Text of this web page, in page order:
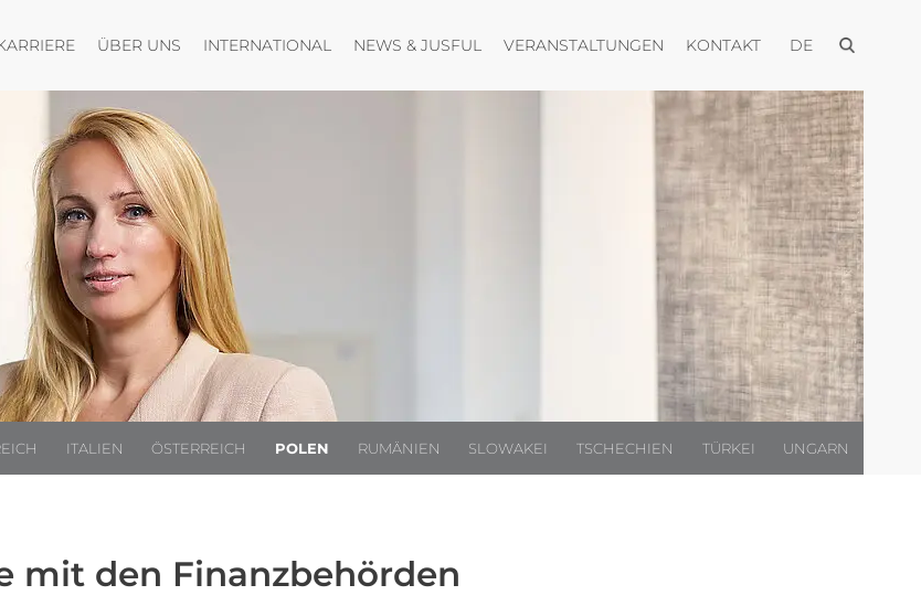
Menü öffnen
ÜBER UNS Menü öffnen
INTERNATIONAL Menü öffnen
NEWS & JUSFUL Menü öffnen
VERANSTALTUNGEN Menü öffnen
KONTAKTMenü öffnen
DE Menü öffnen
ITALIEN ÖSTERREICH POLEN RUMÄNIEN SLOWAKEI TSCHECHIEN TÜRKEI UNGARN
mit den Finanzbehörden